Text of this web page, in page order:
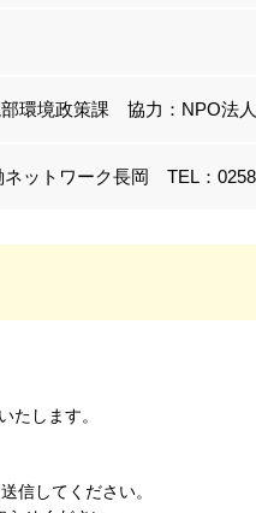
環境政策課 協力：NPO法
ネットワーク長岡 TEL：
たします。
信してください。